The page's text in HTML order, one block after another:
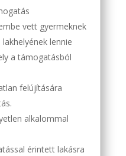
vett gyermeknek
lennie
a támogatásból
felújítására
alkalommal
érintett lakásra